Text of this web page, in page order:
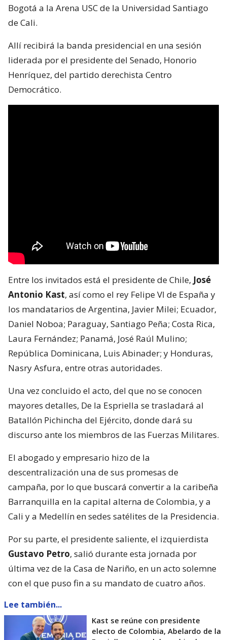
Bogotá a la Arena USC de la Universidad Santiago
de Cali.
Allí recibirá la banda presidencial en una sesión
liderada por el presidente del Senado, Honorio
Henríquez, del partido derechista Centro
Democrático.
Entre los invitados está el presidente de Chile, José
Antonio Kast, así como el rey Felipe VI de España y
los mandatarios de Argentina, Javier Milei; Ecuador,
Daniel Noboa; Paraguay, Santiago Peña; Costa Rica,
Laura Fernández; Panamá, José Raúl Mulino;
República Dominicana, Luis Abinader; y Honduras,
Nasry Asfura, entre otras autoridades.
Una vez concluido el acto, del que no se conocen
mayores detalles, De la Espriella se trasladará al
Batallón Pichincha del Ejército, donde dará su
discurso ante los miembros de las Fuerzas Militares.
El abogado y empresario hizo de la
descentralización una de sus promesas de
campaña, por lo que buscará convertir a la caribeña
Barranquilla en la capital alterna de Colombia, y a
Cali y a Medellín en sedes satélites de la Presidencia.
Por su parte, el presidente saliente, el izquierdista
Gustavo Petro, salió durante esta jornada por
última vez de la Casa de Nariño, en un acto solemne
con el que puso fin a su mandato de cuatro años.
Lee también...
Kast se reúne con presidente
electo de Colombia, Abelardo de la